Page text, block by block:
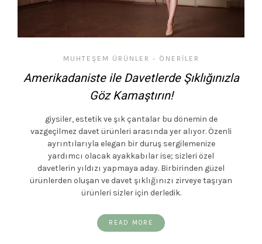
MUHTEŞEM ÜRÜNLER • ÖNERILER
Amerikadaniste ile Davetlerde Şıklığınızla
Göz Kamaştırın!
giysiler, estetik ve şık çantalar bu dönemin de
vazgeçilmez davet ürünleri arasında yer alıyor. Özenli
ayrıntılarıyla elegan bir duruş sergilemenize
yardımcı olacak ayakkabılar ise; sizleri özel
davetlerin yıldızı yapmaya aday. Birbirinden güzel
ürünlerden oluşan ve davet şıklığınızı zirveye taşıyan
ürünleri sizler için derledik.
READ MORE